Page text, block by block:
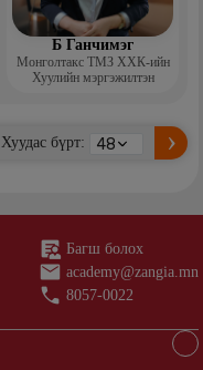
Б Ганчимэг
Монголтакс ТМЗ ХХК-ийн
Хуулийн мэргэжилтэн
Хуудас бүрт:
Багш болох
academy@zangia.mn
8057-0022